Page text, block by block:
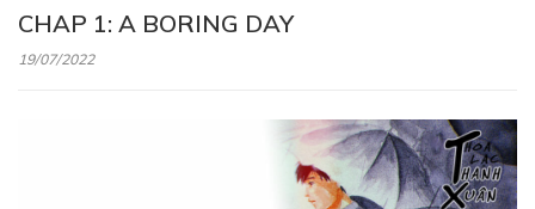
CHAP 1: A BORING DAY
19/07/2022